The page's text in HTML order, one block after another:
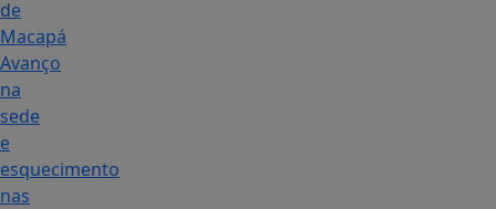
de
Macapá
Avanço
na
sede
e
esquecimento
nas